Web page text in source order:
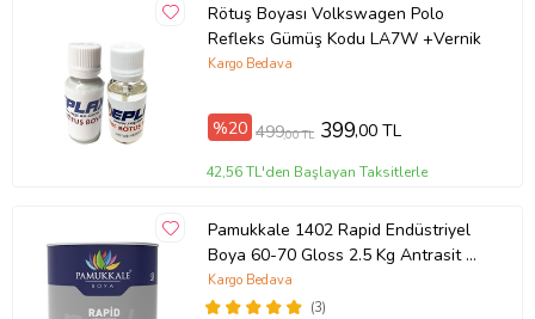
Rötuş Boyası Volkswagen Polo
Refleks Gümüş Kodu LA7W +Vernik
Kargo Bedava
%20 499,00 TL 399,00 TL
42,56 TL'den Başlayan Taksitlerle
Pamukkale 1402 Rapid Endüstriyel
Boya 60-70 Gloss 2.5 Kg Antrasit Gri
Ral 7016
(3)
Kargo Bedava